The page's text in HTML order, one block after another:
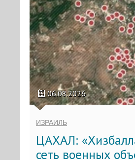
06.08.2026
ИЗРАИЛЬ
ЦАХАЛ:
сеть военных